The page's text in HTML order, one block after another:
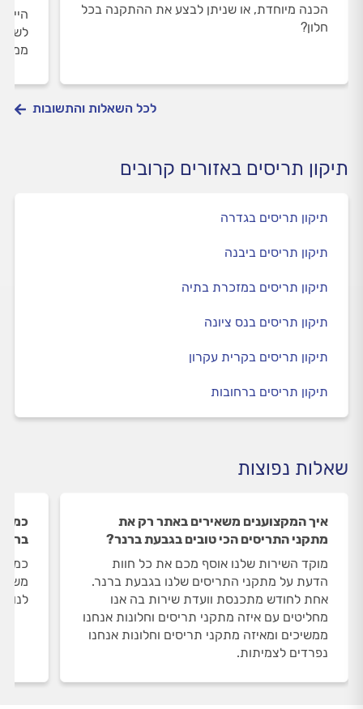
הכנה מיוחדת, או שניתן לבצע את ההתקנה בכל
חלון?
היי,
לשמן
לכל השאלות והתשובות
תיקון תריסים באזורים קרובים
תיקון תריסים בגדרה
תיקון תריסים ביבנה
תיקון תריסים במזכרת בתיה
תיקון תריסים בנס ציונה
תיקון תריסים בקרית עקרון
תיקון תריסים ברחובות
שאלות נפוצות
איך המקצוענים משאירים באתר רק את
מתקני התריסים הכי טובים בגבעת ברנר?
מוקד השירות שלנו אוסף מכם את כל חוות
הדעת על מתקני התריסים שלנו בגבעת ברנר.
אחת לחודש מתכנסת וועדת שירות בה אנו
מחליטים עם איזה מתקני תריסים וחלונות אנחנו
ממשיכים ומאיזה מתקני תריסים וחלונות אנחנו
נפרדים לצמיתות.
כמה
לנו 12 מתקני תריסים וחלונות בגבעת ברנר.